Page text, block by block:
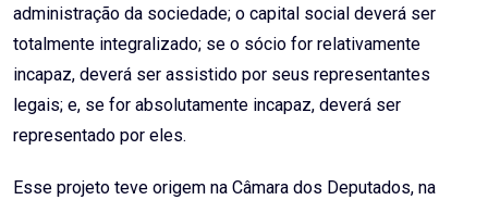
administração da sociedade; o capital social deverá ser
totalmente integralizado; se o sócio for relativamente
incapaz, deverá ser assistido por seus representantes
legais; e, se for absolutamente incapaz, deverá ser
representado por eles.
Esse projeto teve origem na Câmara dos Deputados, na